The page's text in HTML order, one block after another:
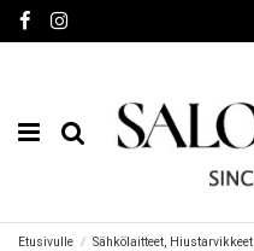
Etusivulle Sähkölaitteet, Hiustarvikkeet